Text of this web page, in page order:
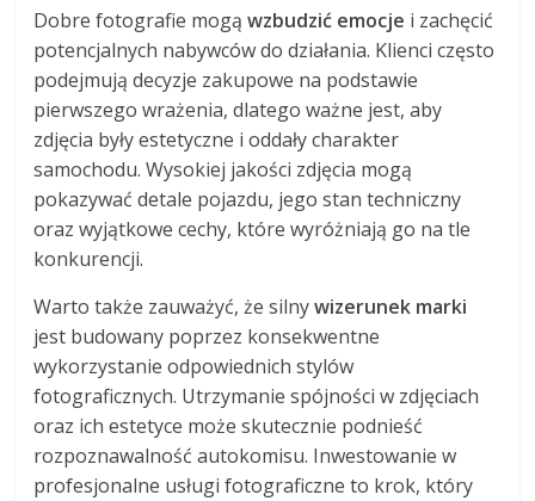
Dobre fotografie mogąwzbudzić emocje i zachęcić
potencjalnych nabywców do działania. Klienci często
podejmują decyzje zakupowe na podstawie
pierwszego wrażenia, dlatego ważne jest, aby
zdjęcia były estetyczne i oddały charakter
samochodu. Wysokiej jakości zdjęcia mogą
pokazywać detale pojazdu, jego stan techniczny
oraz wyjątkowe cechy, które wyróżniają go na tle
konkurencji.
Warto także zauważyć, że silnywizerunek marki
jest budowany poprzez konsekwentne
wykorzystanie odpowiednich stylów
fotograficznych. Utrzymanie spójności w zdjęciach
oraz ich estetyce może skutecznie podnieść
rozpoznawalność autokomisu. Inwestowanie w
profesjonalne usługi fotograficzne to krok, który